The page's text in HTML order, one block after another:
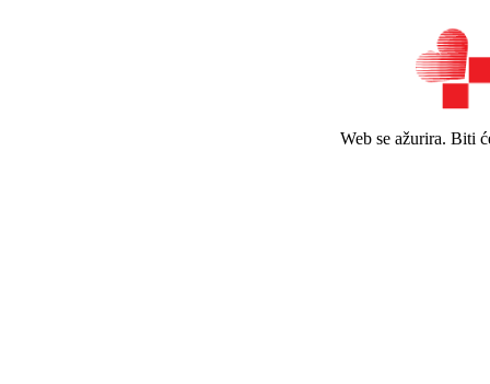
Web se ažurira. Biti